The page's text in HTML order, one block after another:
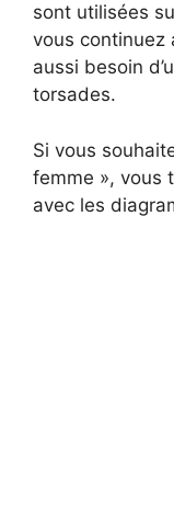
sont utilisées
vous continuez
aussi besoin
torsades.
Si vous
femme », vous
avec les